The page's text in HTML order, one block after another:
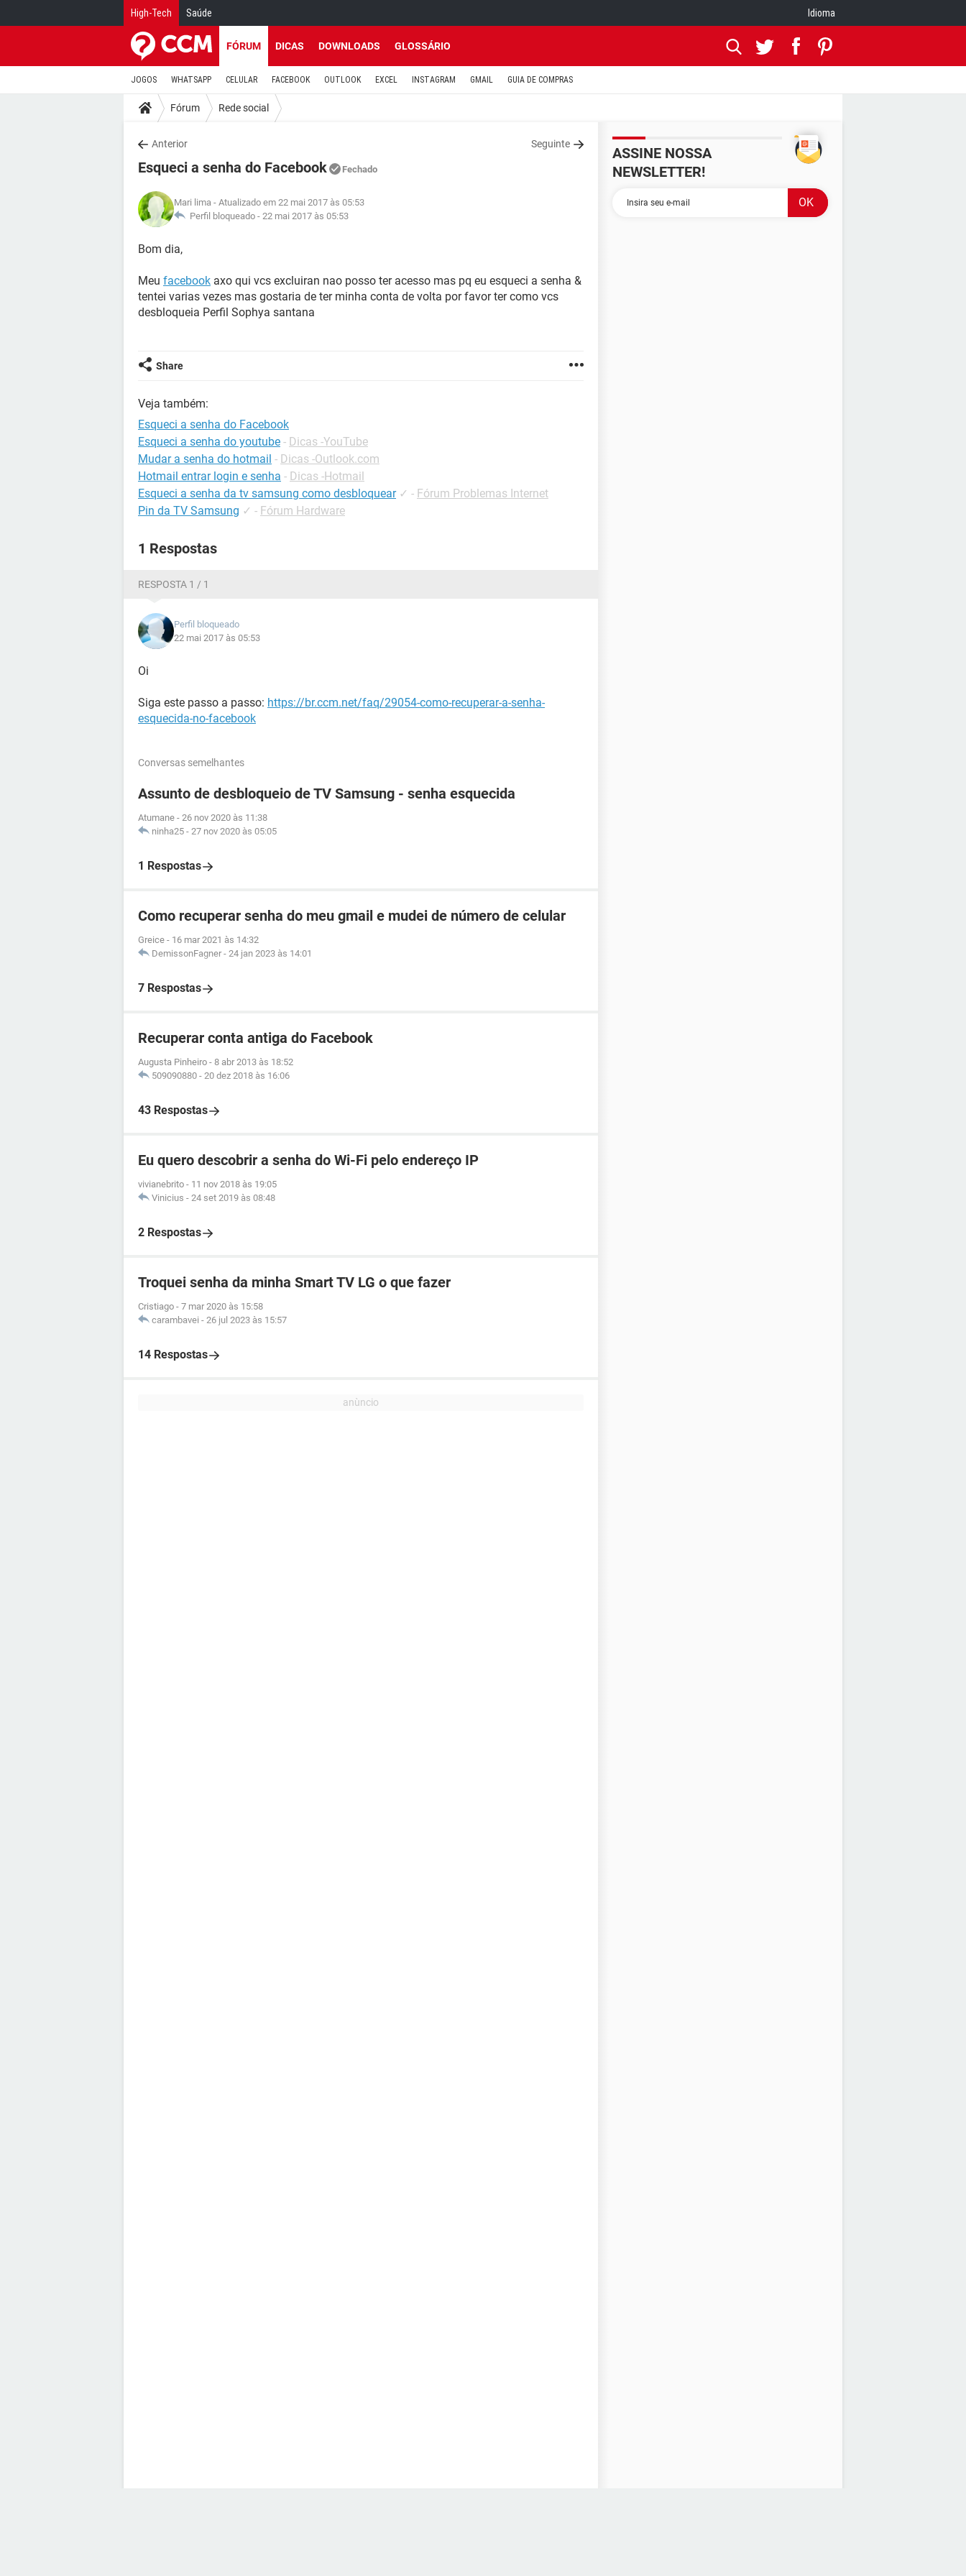
High-Tech Saúde Idioma
FÓRUM DICAS DOWNLOADS GLOSSÁRIO
JOGOS WHATSAPP CELULAR FACEBOOK OUTLOOK EXCEL INSTAGRAM GMAIL GUIA DE COMPRAS
Fórum Rede social
Anterior Seguinte
Esqueci a senha do Facebook Fechado
Mari lima - Atualizado em 22 mai 2017 às 05:53
Perfil bloqueado - 22 mai 2017 às 05:53
Bom dia,
Meu facebook axo qui vcs excluiran nao posso ter acesso mas pq eu esqueci a senha &
tentei varias vezes mas gostaria de ter minha conta de volta por favor ter como vcs
desbloqueia Perfil Sophya santana
Share
Veja também:
Esqueci a senha do Facebook
Esqueci a senha do youtube - Dicas -YouTube
Mudar a senha do hotmail - Dicas -Outlook.com
Hotmail entrar login e senha - Dicas -Hotmail
Esqueci a senha da tv samsung como desbloquear ✓ - Fórum Problemas Internet
Pin da TV Samsung ✓ - Fórum Hardware
1 Respostas
RESPOSTA 1 / 1
Perfil bloqueado
22 mai 2017 às 05:53
Oi
Siga este passo a passo: https://br.ccm.net/faq/29054-como-recuperar-a-senha-
esquecida-no-facebook
Conversas semelhantes
Assunto de desbloqueio de TV Samsung - senha esquecida
Atumane - 26 nov 2020 às 11:38
ninha25 - 27 nov 2020 às 05:05
1 Respostas
Como recuperar senha do meu gmail e mudei de número de celular
Greice - 16 mar 2021 às 14:32
DemissonFagner - 24 jan 2023 às 14:01
7 Respostas
Recuperar conta antiga do Facebook
Augusta Pinheiro - 8 abr 2013 às 18:52
509090880 - 20 dez 2018 às 16:06
43 Respostas
Eu quero descobrir a senha do Wi-Fi pelo endereço IP
vivianebrito - 11 nov 2018 às 19:05
Vinicius - 24 set 2019 às 08:48
2 Respostas
Troquei senha da minha Smart TV LG o que fazer
Cristiago - 7 mar 2020 às 15:58
carambavei - 26 jul 2023 às 15:57
14 Respostas
ASSINE NOSSA
NEWSLETTER!